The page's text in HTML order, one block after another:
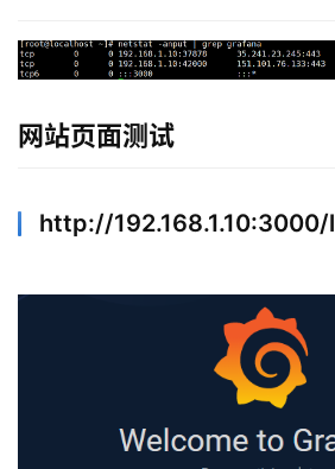
网站页面测试
http://192.168.1.10:3000/